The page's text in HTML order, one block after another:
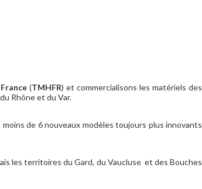
(TMHFR) et commercialisons les matériels des
Rhône et du Var.
de 6 nouveaux modèles toujours plus innovants
les territoires du Gard, du Vaucluse et des Bouches